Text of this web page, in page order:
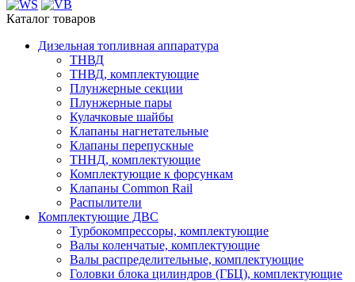
Каталог товаров
Дизельная топливная аппаратура
ТНВД
ТНВД, комплектующие
Плунжерные секции
Плунжерные пары
Кулачковые шайбы
Клапаны нагнетательные
Клапаны перепускные
ТННД, комплектующие
Комплектующие к форсункам
Клапаны Common Rail
Распылители
Комплектующие ДВС
Турбокомпрессоры, комплектующие
Валы коленчатые, комплектующие
Валы распределительные, комплектующие
Головки блока цилиндров (ГБЦ), комплектующие